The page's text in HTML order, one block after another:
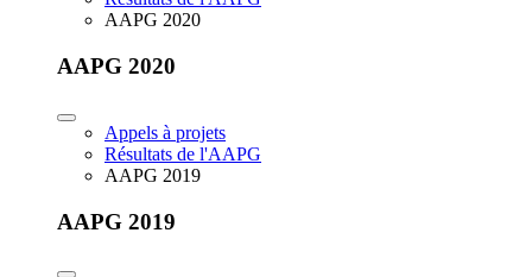
AAPG 2020
AAPG 2020
Appels à projets
Résultats de l'AAPG
AAPG 2019
AAPG 2019